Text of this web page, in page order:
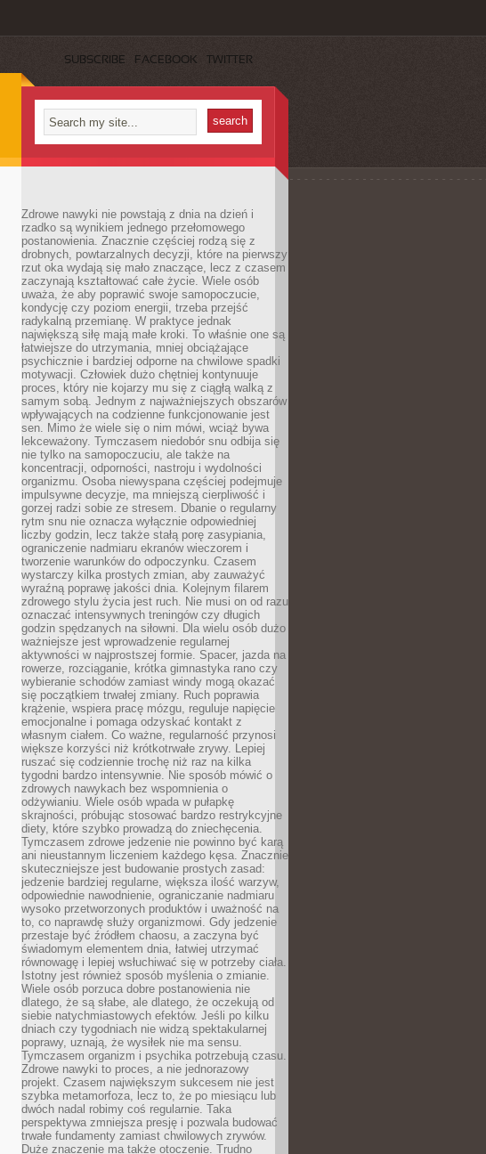
SUBSCRIBE FACEBOOK TWITTER
Zdrowe nawyki nie powstają z dnia na dzień i
rzadko są wynikiem jednego przełomowego
postanowienia. Znacznie częściej rodzą się z
drobnych, powtarzalnych decyzji, które na pierwszy
rzut oka wydają się mało znaczące, lecz z czasem
zaczynają kształtować całe życie. Wiele osób
uważa, że aby poprawić swoje samopoczucie,
kondycję czy poziom energii, trzeba przejść
radykalną przemianę. W praktyce jednak
największą siłę mają małe kroki. To właśnie one są
łatwiejsze do utrzymania, mniej obciążające
psychicznie i bardziej odporne na chwilowe spadki
motywacji. Człowiek dużo chętniej kontynuuje
proces, który nie kojarzy mu się z ciągłą walką z
samym sobą. Jednym z najważniejszych obszarów
wpływających na codzienne funkcjonowanie jest
sen. Mimo że wiele się o nim mówi, wciąż bywa
lekceważony. Tymczasem niedobór snu odbija się
nie tylko na samopoczuciu, ale także na
koncentracji, odporności, nastroju i wydolności
organizmu. Osoba niewyspana częściej podejmuje
impulsywne decyzje, ma mniejszą cierpliwość i
gorzej radzi sobie ze stresem. Dbanie o regularny
rytm snu nie oznacza wyłącznie odpowiedniej
liczby godzin, lecz także stałą porę zasypiania,
ograniczenie nadmiaru ekranów wieczorem i
tworzenie warunków do odpoczynku. Czasem
wystarczy kilka prostych zmian, aby zauważyć
wyraźną poprawę jakości dnia. Kolejnym filarem
zdrowego stylu życia jest ruch. Nie musi on od razu
oznaczać intensywnych treningów czy długich
godzin spędzanych na siłowni. Dla wielu osób dużo
ważniejsze jest wprowadzenie regularnej
aktywności w najprostszej formie. Spacer, jazda na
rowerze, rozciąganie, krótka gimnastyka rano czy
wybieranie schodów zamiast windy mogą okazać
się początkiem trwałej zmiany. Ruch poprawia
krążenie, wspiera pracę mózgu, reguluje napięcie
emocjonalne i pomaga odzyskać kontakt z
własnym ciałem. Co ważne, regularność przynosi
większe korzyści niż krótkotrwałe zrywy. Lepiej
ruszać się codziennie trochę niż raz na kilka
tygodni bardzo intensywnie. Nie sposób mówić o
zdrowych nawykach bez wspomnienia o
odżywianiu. Wiele osób wpada w pułapkę
skrajności, próbując stosować bardzo restrykcyjne
diety, które szybko prowadzą do zniechęcenia.
Tymczasem zdrowe jedzenie nie powinno być karą
ani nieustannym liczeniem każdego kęsa. Znacznie
skuteczniejsze jest budowanie prostych zasad:
jedzenie bardziej regularne, większa ilość warzyw,
odpowiednie nawodnienie, ograniczanie nadmiaru
wysoko przetworzonych produktów i uważność na
to, co naprawdę służy organizmowi. Gdy jedzenie
przestaje być źródłem chaosu, a zaczyna być
świadomym elementem dnia, łatwiej utrzymać
równowagę i lepiej wsłuchiwać się w potrzeby ciała.
Istotny jest również sposób myślenia o zmianie.
Wiele osób porzuca dobre postanowienia nie
dlatego, że są słabe, ale dlatego, że oczekują od
siebie natychmiastowych efektów. Jeśli po kilku
dniach czy tygodniach nie widzą spektakularnej
poprawy, uznają, że wysiłek nie ma sensu.
Tymczasem organizm i psychika potrzebują czasu.
Zdrowe nawyki to proces, a nie jednorazowy
projekt. Czasem największym sukcesem nie jest
szybka metamorfoza, lecz to, że po miesiącu lub
dwóch nadal robimy coś regularnie. Taka
perspektywa zmniejsza presję i pozwala budować
trwałe fundamenty zamiast chwilowych zrywów.
Duże znaczenie ma także otoczenie. Trudno